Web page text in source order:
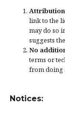
Attribution
link to the
may do so
suggests
No
terms or
from doing
Notices: